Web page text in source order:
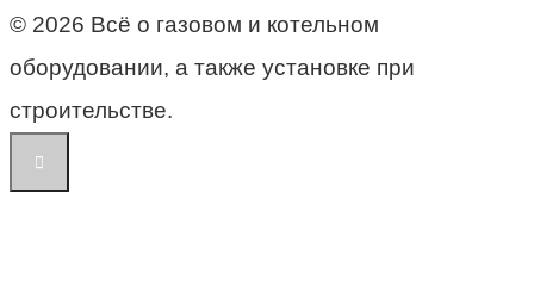
© 2026 Всё о газовом и котельном
оборудовании, а также установке при
строительстве.